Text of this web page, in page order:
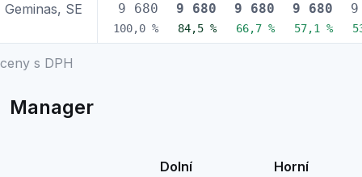
ceny s DPH
Geminas, SE 9 680
100,0 %
9 680
84,5 %
9 680
66,7 %
9 680
57,1 %
Manager
Dolní
Horní